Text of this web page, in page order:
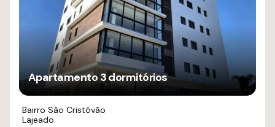
Apartamento 3 dormitórios
Bairro São Cristóvão
Lajeado